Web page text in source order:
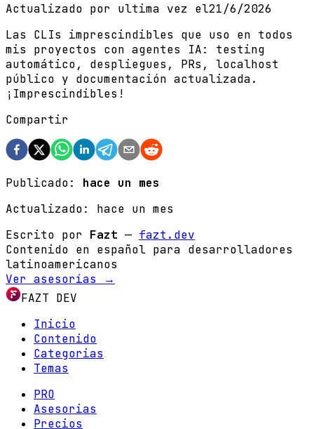
Actualizado por ultima vez el21/6/2026
Las CLIs imprescindibles que uso en todos
mis proyectos con agentes IA: testing
automático, despliegues, PRs, localhost
público y documentación actualizada.
¡Imprescindibles!
Compartir
Publicado:
hace un mes
Actualizado: hace un mes
Escrito por Fazt — fazt.dev
Contenido en español para desarrolladores
latinoamericanos
Ver asesorías →
FAZT DEV
Inicio
Contenido
Categorias
Temas
PRO
Asesorias
Precios